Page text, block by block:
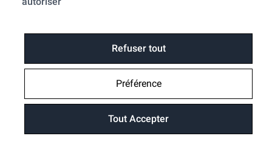
Refuser tout
Préférence
Tout Accepter